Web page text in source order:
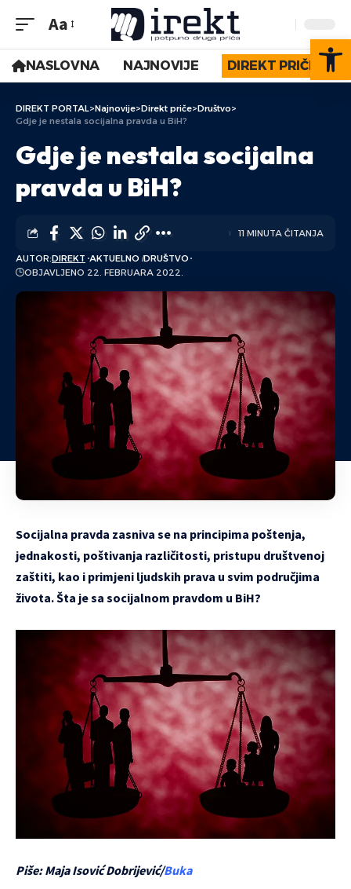
Aa
NASLOVNA NAJNOVIJE DIREKT PRIČE
DIREKT PORTAL>Najnovije>Direkt priče>Društvo>
Gdje je nestala socijalna pravda u BiH?
Gdje je nestala socijalna
pravda u BiH?
AUTOR:DIREKT AKTUELNO DRUŠTVO
OBJAVLJENO 22. FEBRUARA 2022.
11 MINUTA ČITANJA
Socijalna pravda zasniva se na principima poštenja,
jednakosti, poštivanja različitosti, pristupu društvenoj
zaštiti, kao i primjeni ljudskih prava u svim područjima
života. Šta je sa socijalnom pravdom u BiH?
Piše: Maja Isović Dobrijević/Buka